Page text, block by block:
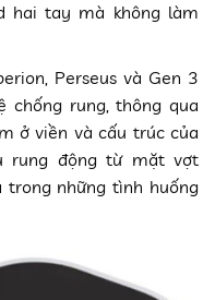
hai tay mà không làm
Perseus và Gen 3
chống rung, thông qua
ở viền và cấu trúc của
rung động từ mặt vợt
những tình huống